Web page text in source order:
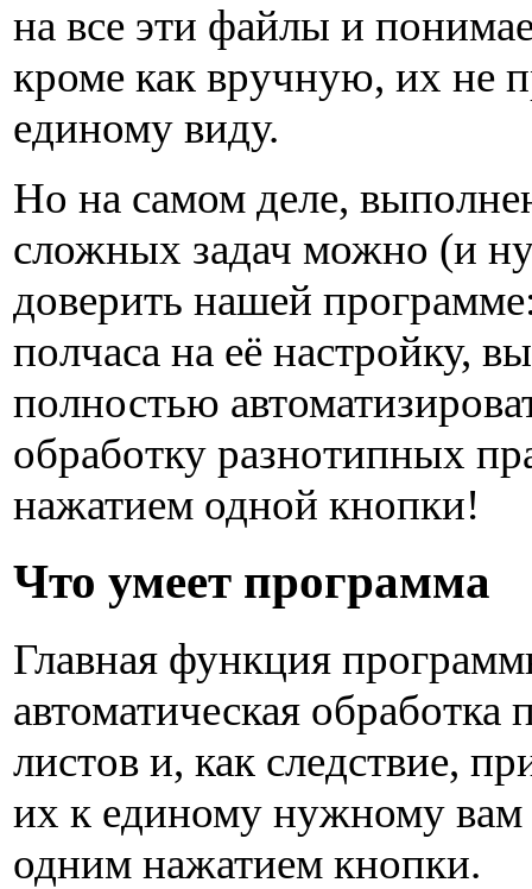
на все эти файлы и
кроме как вручную, их не
единому виду.
Но на самом деле,
сложных задач можно (и
доверить нашей
полчаса на её настройку,
полностью
обработку разнотипных
нажатием одной кнопки!
Что умеет программа
Главная функция
автоматическая обработка
листов и, как следствие,
их к единому нужному
одним нажатием кнопки.